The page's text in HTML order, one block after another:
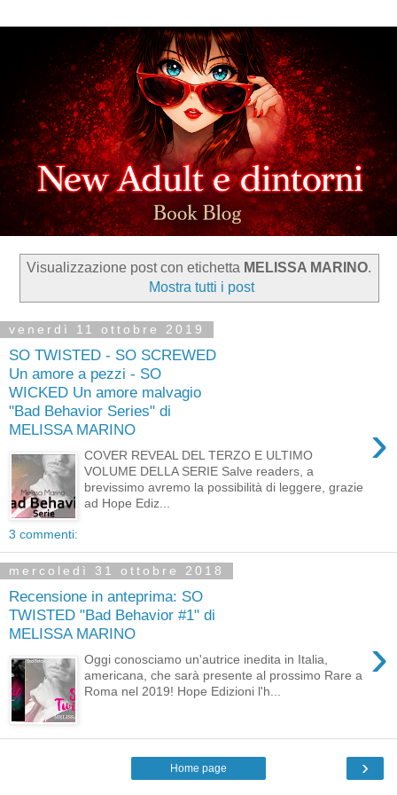
Visualizzazione post con etichetta MELISSA MARINO.
Mostra tutti i post
venerdì 11 ottobre 2019
SO TWISTED - SO SCREWED
Un amore a pezzi - SO
WICKED Un amore malvagio
"Bad Behavior Series" di
MELISSA MARINO
›
COVER REVEAL DEL TERZO E ULTIMO
VOLUME DELLA SERIE Salve readers, a
brevissimo avremo la possibilità di leggere, grazie
ad Hope Ediz...
3 commenti:
mercoledì 31 ottobre 2018
Recensione in anteprima: SO
TWISTED "Bad Behavior #1" di
MELISSA MARINO
›
Oggi conosciamo un'autrice inedita in Italia,
americana, che sarà presente al prossimo Rare a
Roma nel 2019! Hope Edizioni l'h...
›
Home page